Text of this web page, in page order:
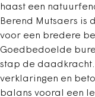
haast een
Berend Mutsaers is
voor een bredere
Goedbedoelde
stap de daadkracht.
verklaringen en
balans vooral een